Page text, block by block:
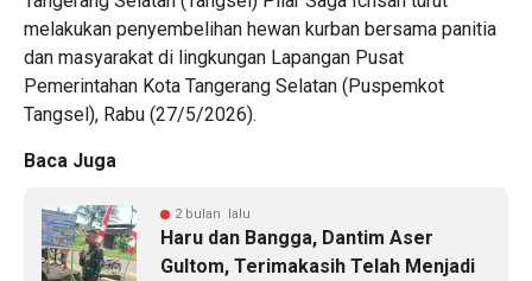
melakukan penyembelihan hewan kurban bersama panitia
dan masyarakat di lingkungan Lapangan Pusat
Pemerintahan Kota Tangerang Selatan (Puspemkot
Tangsel), Rabu (27/5/2026).
Baca Juga
2 bulan lalu
Haru dan Bangga, Dantim Aser
Gultom, Terimakasih Telah Menjadi